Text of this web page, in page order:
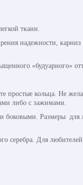
ткани.
надежности,
«будуарного»
простые кольца. Не
либо с зажимами.
боковыми. Размеры для
серебра. Для